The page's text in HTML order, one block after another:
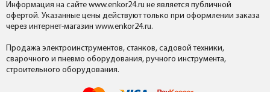
Информация на сайте www.enkor24.ru не является публичной
офертой. Указанные цены действуют только при оформлении заказа
через интернет-магазин www.enkor24.ru.
Продажа электроинструментов, станков, садовой техники,
сварочного и пневмо оборудования, ручного инструмента,
строительного оборудования.